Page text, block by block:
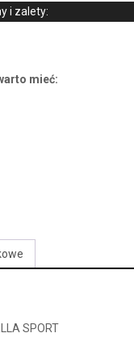
i zalety:
mieć:
SPORT